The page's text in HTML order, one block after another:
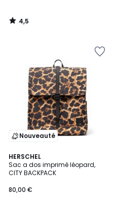
4,5
/
Nouveauté
HERSCHEL
Sac a dos imprimé léopard,
CITY BACKPACK
80,00 €
4,5
/ 5